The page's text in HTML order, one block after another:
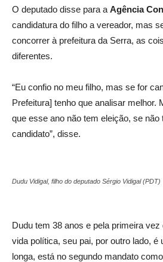
O deputado disse para a Agência
candidatura do filho a vereador, mas
concorrer à prefeitura da Serra, as
diferentes.
“Eu confio no meu filho, mas se for
Prefeitura] tenho que analisar melhor.
que esse ano não tem eleição, se não
candidato”, disse.
Dudu Vidigal, filho do deputado Sérgio Vidigal (PDT)
Dudu tem 38 anos e pela primeira
vida política, seu pai, por outro lado, é
longa, está no segundo mandato